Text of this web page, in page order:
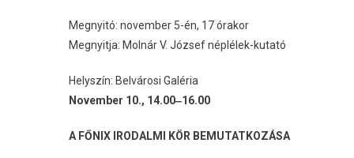
Megnyitó: november 5-én, 17 órakor
Megnyitja: Molnár V. József néplélek-kutató
Helyszín: Belvárosi Galéria
November 10., 14.00‒16.00
A FŐNIX IRODALMI KÖR BEMUTATKOZÁSA